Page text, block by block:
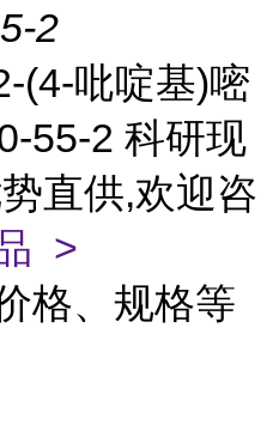
2
(4-吡啶基)嘧
55-2 科研现
直供,欢迎咨
>
格、规格等